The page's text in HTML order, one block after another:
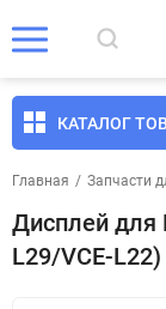
КАТАЛОГ
Главная / Запчасти
Дисплей для
L29/VCE-L22)